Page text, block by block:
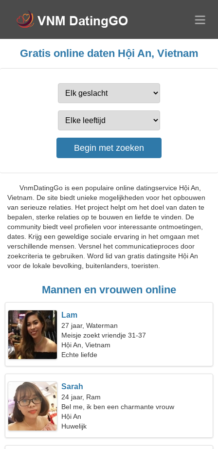
Gratis online daten Hội An, Vietnam
VnmDatingGo is een populaire online datingservice Hội An,
Vietnam. De site biedt unieke mogelijkheden voor het opbouwen
van serieuze relaties. Het project helpt om het doel van daten te
bepalen, sterke relaties op te bouwen en liefde te vinden. De
community biedt veel profielen voor interessante ontmoetingen,
dates. Krijg een geweldige sociale ervaring in het omgaan met
verschillende mensen. Versnel het communicatieproces door
zoekcriteria te gebruiken. Word lid van gratis datingsite Hội An
voor de lokale bevolking, buitenlanders, toeristen.
Mannen en vrouwen online
Lam
27 jaar, Waterman
Meisje zoekt vriendje 31-37
Hội An, Vietnam
Echte liefde
Sarah
24 jaar, Ram
Bel me, ik ben een charmante vrouw
Hội An
Huwelijk